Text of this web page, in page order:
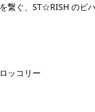
繋ぐ、ST☆RISH のビ
ッコリー